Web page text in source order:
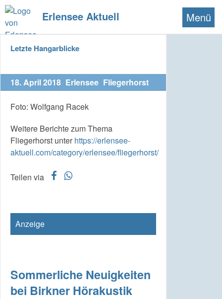
Erlensee Aktuell Menü
Letzte Hangarblicke
18. April 2018 Erlensee Fliegerhorst
Foto: Wolfgang Racek
Weitere Berichte zum Thema
Fliegerhorst unter https://erlensee-
aktuell.com/category/erlensee/fliegerhorst/
Teilen via f w
Anzeige
Sommerliche Neuigkeiten
bei Birkner Hörakustik